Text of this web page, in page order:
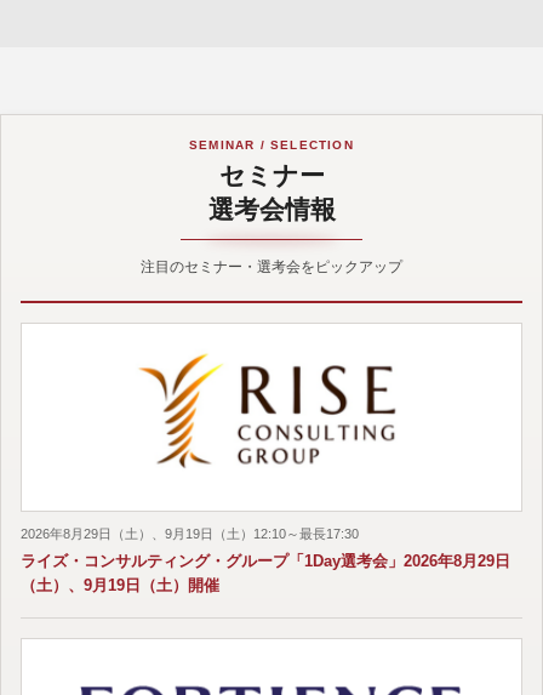
SEMINAR / SELECTION
セミナー
選考会情報
注目のセミナー・選考会をピックアップ
2026年8月29日（土）、9月19日（土）12:10～最長17:30
ライズ・コンサルティング・グループ「1Day選考会」2026年8月29日
（土）、9月19日（土）開催